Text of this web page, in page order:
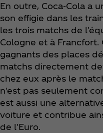
En outre, Coca‑Cola a
son effigie dans les
les trois matchs de
Cologne et à Francfort.
gagnants des places
matchs directement
chez eux après le
n'est pas seulement
est aussi une
voiture et contribue
de l'Euro.